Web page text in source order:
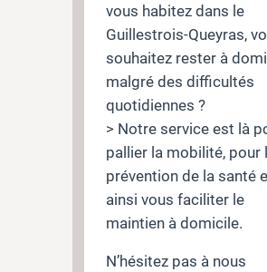
vous habitez dans le
Guillestrois-Queyras,
souhaitez rester à
malgré des difficultés
quotidiennes ?
> Notre service est là
pallier la mobilité, pour
prévention de la santé
ainsi vous faciliter le
maintien à domicile.
N’hésitez pas à nous